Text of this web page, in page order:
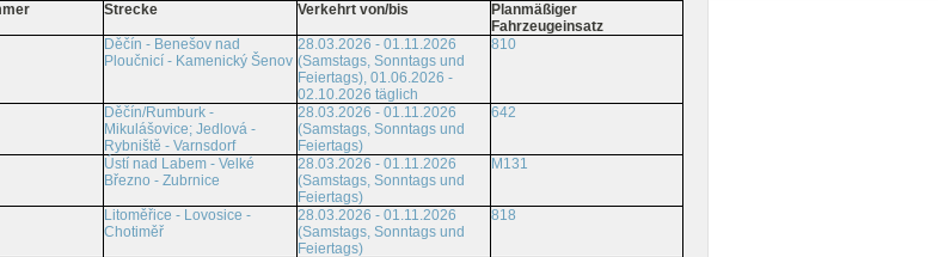
Strecke Verkehrt von/bis
Planmäßiger
Fahrzeugeinsatz
Děčín - Benešov nad
Ploučnicí - Kamenický Šenov
28.03.2026 - 01.11.2026
(Samstags, Sonntags und
Feiertags), 01.06.2026 -
02.10.2026 täglich
810
Děčín/Rumburk -
Mikulášovice; Jedlová -
Rybniště - Varnsdorf
28.03.2026 - 01.11.2026
(Samstags, Sonntags und
Feiertags)
642
Ústí nad Labem - Velké
Březno - Zubrnice
28.03.2026 - 01.11.2026
(Samstags, Sonntags und
Feiertags)
M131
Litoměřice - Lovosice -
Chotiměř
28.03.2026 - 01.11.2026
(Samstags, Sonntags und
Feiertags)
818